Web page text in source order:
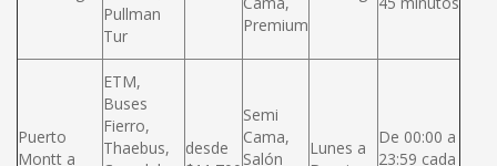
Pullman
Tur
Premium
Puerto
Montt a
ETM,
Buses
Fierro,
Thaebus,
desde
Semi
Cama,
Salón
Lunes a
De 00:00 a
23:59 cada